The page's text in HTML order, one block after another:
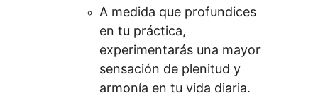
A medida que profundices
en tu práctica,
experimentarás una mayor
sensación de plenitud y
armonía en tu vida diaria.